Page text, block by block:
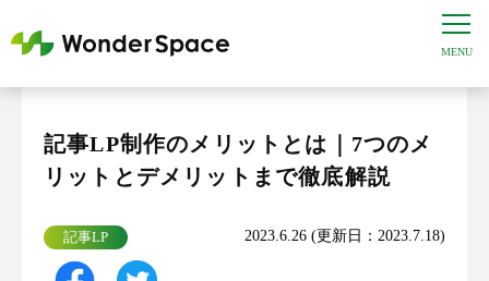
記事LP制作のメリットとは｜7つのメ
リットとデメリットまで徹底解説
記事LP 2023.6.26 (更新日：2023.7.18)